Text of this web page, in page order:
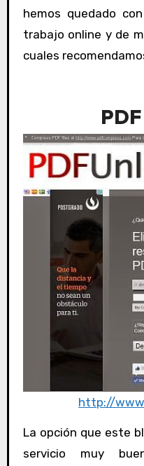
hemos quedado
trabajo online y de
cuales
http://
La opción que este
servicio muy